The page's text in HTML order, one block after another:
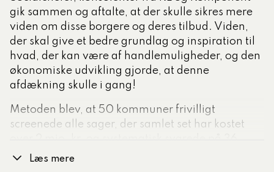
gik sammen og aftalte, at der skulle sikres mere
viden om disse borgere og deres tilbud. Viden,
der skal give et bedre grundlag og inspiration til
hvad, der kan være af handlemuligheder, og den
økonomiske udvikling gjorde, at denne
afdækning skulle i gang!
Metoden blev, at 50 kommuner frivilligt
screenede alle sager, der samlet set har kostet
spørgsmål omkring borgerne, som kan anvendes
Læs mere